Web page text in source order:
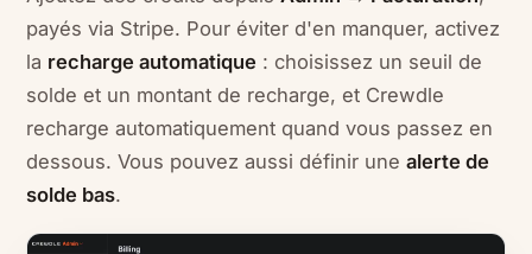
payés via Stripe. Pour éviter d'en manquer, activez
la recharge automatique : choisissez un seuil de
solde et un montant de recharge, et Crewdle
recharge automatiquement quand vous passez en
dessous. Vous pouvez aussi définir unealerte de
solde bas.